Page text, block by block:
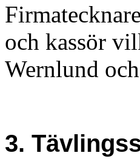
och kassör
Wernlund
3.